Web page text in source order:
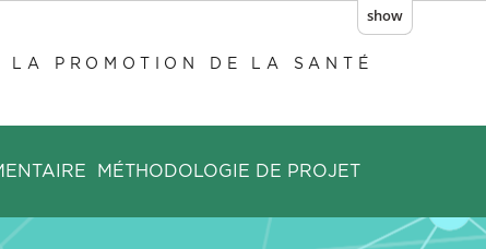
show
PROMOTION DE LA SANTÉ
MÉTHODOLOGIE DE PROJET